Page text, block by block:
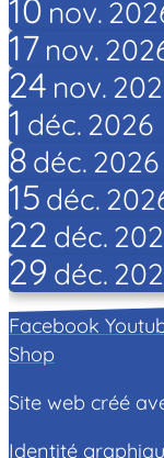
10 nov.
17 nov.
24 nov.
1 déc. 2026
8 déc. 2026
15 déc.
22 déc.
29 déc.
Facebook
Shop
Site web créé
Identité